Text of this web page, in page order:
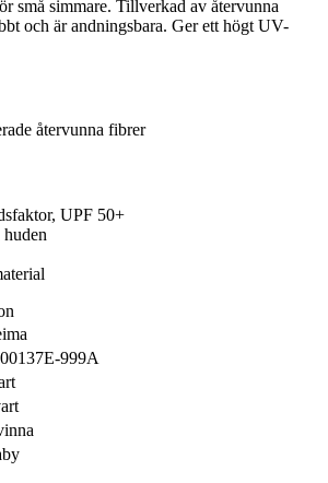
små simmare. Tillverkad av återvunna
och är andningsbara. Ger ett högt UV-
återvunna fibrer
UPF 50+
999A